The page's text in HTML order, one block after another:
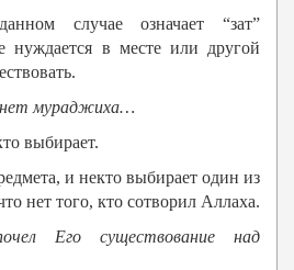
случае означает “зат”
нуждается в месте или другой
нет мураджиха…
выбирает.
и некто выбирает один из
нет того, кто сотворил Аллаха.
Его существование над